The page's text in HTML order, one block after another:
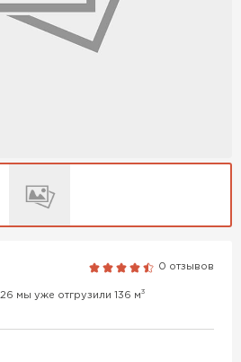
0 отзывов
мы уже отгрузили 136 м3